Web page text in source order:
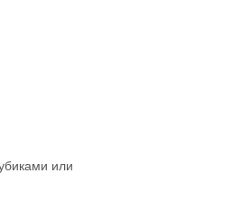
или